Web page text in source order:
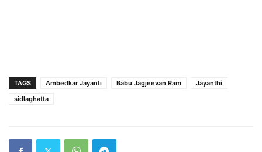
TAGS Ambedkar Jayanti Babu Jagjeevan Ram
Jayanthi
sidlaghatta